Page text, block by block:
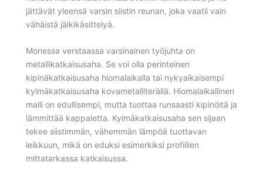
jättävät yleensä varsin siistin reunan, joka vaatii vain
vähäistä jälkikäsittelyä.
Monessa verstaassa varsinainen työjuhta on
metallikatkaisusaha. Se voi olla perinteinen
kipinäkatkaisusaha hiomalaikalla tai nykyaikaisempi
kylmäkatkaisusaha kovametalliterällä. Hiomalaikallinen
malli on edullisempi, mutta tuottaa runsaasti kipinöitä ja
lämmittää kappaletta. Kylmäkatkaisusaha sen sijaan
tekee siistimmän, vähemmän lämpöä tuottavan
leikkuun, mikä on eduksi esimerkiksi profiilien
mittatarkassa katkaisussa.